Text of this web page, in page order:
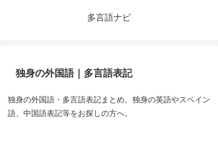
多言語ナビ
独身の外国語｜多言語表記
独身の外国語・多言語表記まとめ。独身の英語やスペイン
語、中国語表記等をお探しの方へ。